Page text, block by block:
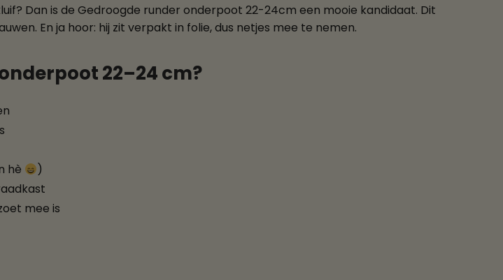
Dan is de Gedroogde runder onderpoot 22-24cm een mooie kandidaat. Dit
En ja hoor: hij zit verpakt in folie, dus netjes mee te nemen.
22–24 cm?
hè
)
mee is